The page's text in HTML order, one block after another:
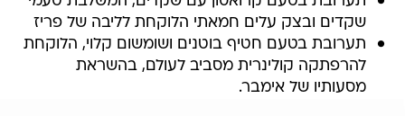
שקדים ובצק עלים חמאתי הלוקחת לליבה של פריז
תערובת בטעם חטיף בוטנים ושומשום קלוי, הלוקחת
להרפתקה קולינרית מסביב לעולם, בהשראת
מסעותיו של אימבר.